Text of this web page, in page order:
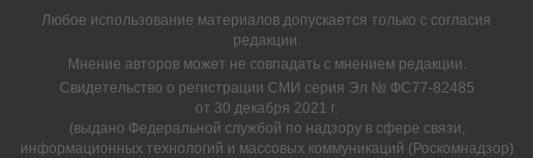
Любое использование материалов допускается только с согласия
редакции.
Мнение авторов может не совпадать с мнением редакции.
Свидетельство о регистрации СМИ серия Эл № ФС77-82485
от 30 декабря 2021 г.
(выдано Федеральной службой по надзору в сфере связи,
информационных технологий и массовых коммуникаций (Роскомнадзор)